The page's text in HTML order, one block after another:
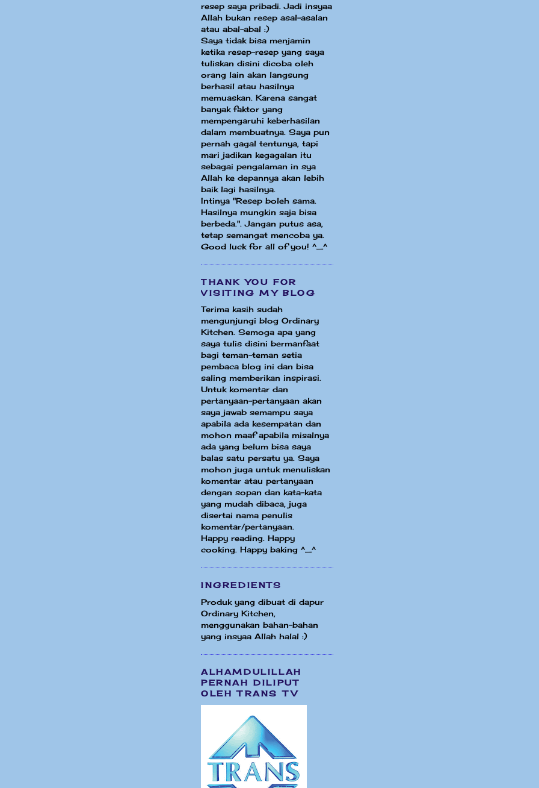
resep saya pribadi. Jadi insyaa
Allah bukan resep asal-asalan
atau abal-abal :)
Saya tidak bisa menjamin
ketika resep-resep yang saya
tuliskan disini dicoba oleh
orang lain akan langsung
berhasil atau hasilnya
memuaskan. Karena sangat
banyak faktor yang
mempengaruhi keberhasilan
dalam membuatnya. Saya pun
pernah gagal tentunya, tapi
mari jadikan kegagalan itu
sebagai pengalaman in sya
Allah ke depannya akan lebih
baik lagi hasilnya.
Intinya "Resep boleh sama.
Hasilnya mungkin saja bisa
berbeda.". Jangan putus asa,
tetap semangat mencoba ya.
Good luck for all of you! ^_^
THANK YOU FOR
VISITING MY BLOG
Terima kasih sudah
mengunjungi blog Ordinary
Kitchen. Semoga apa yang
saya tulis disini bermanfaat
bagi teman-teman setia
pembaca blog ini dan bisa
saling memberikan inspirasi.
Untuk komentar dan
pertanyaan-pertanyaan akan
saya jawab semampu saya
apabila ada kesempatan dan
mohon maaf apabila misalnya
ada yang belum bisa saya
balas satu persatu ya. Saya
mohon juga untuk menuliskan
komentar atau pertanyaan
dengan sopan dan kata-kata
yang mudah dibaca, juga
disertai nama penulis
komentar/pertanyaan.
Happy reading. Happy
cooking. Happy baking ^_^
INGREDIENTS
Produk yang dibuat di dapur
Ordinary Kitchen,
menggunakan bahan-bahan
yang insyaa Allah halal :)
ALHAMDULILLAH
PERNAH DILIPUT
OLEH TRANS TV